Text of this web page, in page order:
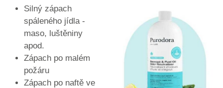
Silný zápach
spáleného jídla -
maso, luštěniny
apod.
Zápach po malém
požáru
Zápach po naftě ve